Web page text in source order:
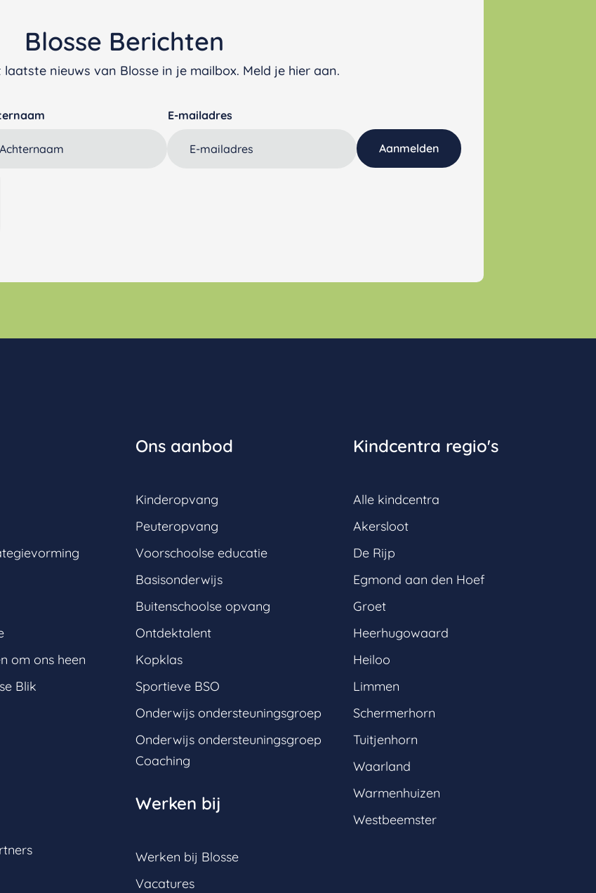
Blosse Berichten
laatste nieuws van Blosse in je mailbox. Meld je hier aan.
E-mailadres
om ons heen
Blik
Ons aanbod
Kinderopvang
Peuteropvang
Voorschoolse educatie
Basisonderwijs
Buitenschoolse opvang
Ontdektalent
Kopklas
Sportieve BSO
Onderwijs ondersteuningsgroep
Onderwijs ondersteuningsgroep
Coaching
Werken bij
Werken bij Blosse
Vacatures
Kindcentra regio's
Alle kindcentra
Akersloot
De Rijp
Egmond aan den Hoef
Groet
Heerhugowaard
Heiloo
Limmen
Schermerhorn
Tuitjenhorn
Waarland
Warmenhuizen
Westbeemster